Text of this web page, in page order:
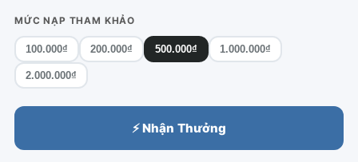
MỨC NẠP THAM KHẢO
100.000₫ 200.000₫ 500.000₫ 1.000.000₫
2.000.000₫
⚡ Nhận Thưởng